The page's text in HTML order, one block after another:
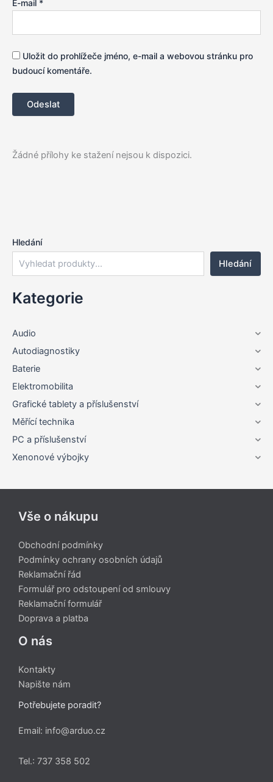
Hledání
Hledání
Kategorie
Audio
Autodiagnostiky
Baterie
Elektromobilita
Grafické tablety a příslušenství
Měřící technika
PC a příslušenství
Xenonové výbojky
E-mail *
Uložit do prohlížeče jméno, e-mail a webovou stránku pro
budoucí komentáře.
Žádné přílohy ke stažení nejsou k dispozici.
Vše o nákupu
Obchodní podmínky
Podmínky ochrany osobních údajů
Reklamační řád
Formulář pro odstoupení od smlouvy
Reklamační formulář
Doprava a platba
O nás
Kontakty
Napište nám
Potřebujete poradit?
Email: info@arduo.cz
Tel.: 737 358 502